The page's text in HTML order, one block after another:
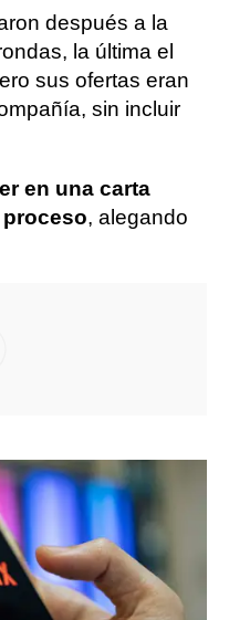
después a la
la última el
sus ofertas eran
sin incluir
en una carta
, alegando